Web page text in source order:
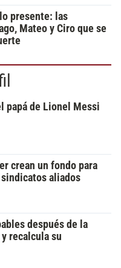
presente: las
Mateo y Ciro que se
papá de Lionel Messi
crean un fondo para
sindicatos aliados
después de la
recalcula su